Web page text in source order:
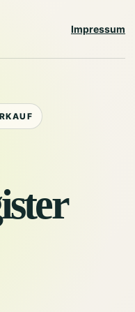
Impressum